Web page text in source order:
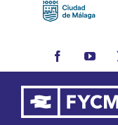
Facebook